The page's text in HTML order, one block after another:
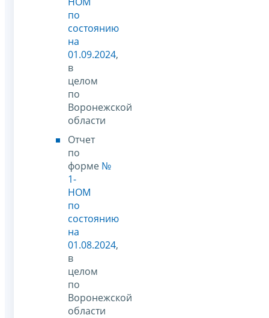
по
состоянию
на
01.09.2024,
в
целом
по
Воронежской
области
Отчет
по
форме №
1-
НОМ
по
состоянию
на
01.08.2024,
в
целом
по
Воронежской
области